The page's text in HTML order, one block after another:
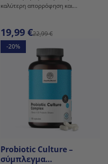
καλύτερη απορρόφηση και
19,99 €22,99 €
-20%
Probiotic Culture –
σύμπλεγμα